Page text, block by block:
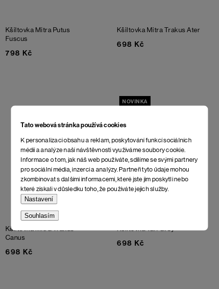
Tato webová stránka používá cookies
K personalizaci obsahu a reklam, poskytování funkcí sociálních
médií a analýze naší návštěvnosti využíváme soubory cookie.
Informace o tom, jak náš web používáte, sdílíme se svými partnery
pro sociální média, inzerci a analýzy. Partneři tyto údaje mohou
zkombinovat s dalšími informacemi, které jste jim poskytli nebo
které získali v důsledku toho, že používáte jejich služby.
Nastavení
Souhlasím
Kšiltovka Mitra Putus
Fuscus
798 Kč
Kšiltovka Mitra Trakus Ater
698 Kč
Kšiltovka Mitra Trakus
Canus
698 Kč
NOVINKA
Kšiltovka TariGrey
698 Kč